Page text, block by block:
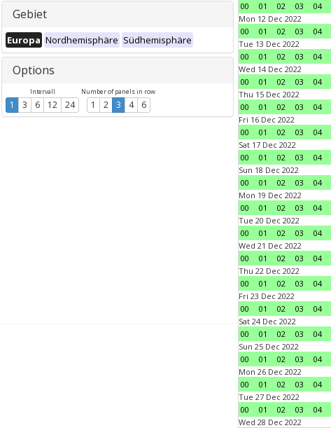
Gebiet
Europa Nordhemisphäre Südhemisphäre
Options
Intervall
1 3 6 12 24
Number of panels in row
1 2 3 4 6
00
01 02 03 04
Mon 12 Dec 2022
00
01 02 03 04
Tue 13 Dec 2022
00
01 02 03 04
Wed 14 Dec 2022
00
01 02 03 04
Thu 15 Dec 2022
00
01 02 03 04
Fri 16 Dec 2022
00
01 02 03 04
Sat 17 Dec 2022
00
01 02 03 04
Sun 18 Dec 2022
00
01 02 03 04
Mon 19 Dec 2022
00
01 02 03 04
Tue 20 Dec 2022
00
01 02 03 04
Wed 21 Dec 2022
00
01 02 03 04
Thu 22 Dec 2022
00
01 02 03 04
Fri 23 Dec 2022
00
01 02 03 04
Sat 24 Dec 2022
00
01 02 03 04
Sun 25 Dec 2022
00
01 02 03 04
Mon 26 Dec 2022
00
01 02 03 04
Tue 27 Dec 2022
00
01 02 03 04
Wed 28 Dec 2022